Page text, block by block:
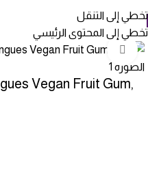
تخطي إلى التنقل
تخطي إلى المحتوى الرئيسي
انقر للتكبير
Vegan Fruit Gum,